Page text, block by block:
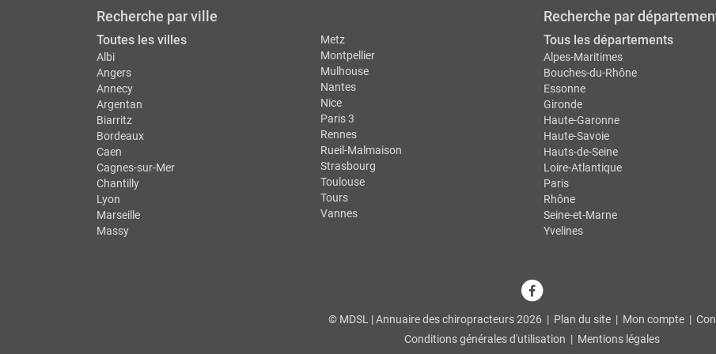
Recherche par ville
Toutes les villes
Albi
Angers
Annecy
Argentan
Biarritz
Bordeaux
Caen
Cagnes-sur-Mer
Chantilly
Lyon
Marseille
Massy
Metz
Montpellier
Mulhouse
Nantes
Nice
Paris 3
Rennes
Rueil-Malmaison
Strasbourg
Toulouse
Tours
Vannes
Recherche par
Tous les départements
Alpes-Maritimes
Bouches-du-Rhône
Essonne
Gironde
Haute-Garonne
Haute-Savoie
Hauts-de-Seine
Loire-Atlantique
Paris
Rhône
Seine-et-Marne
Yvelines
© MDSL | Annuaire des chiropracteurs 2026 | Plan du site| Mon compte|
Conditions générales d'utilisation | Mentions légales